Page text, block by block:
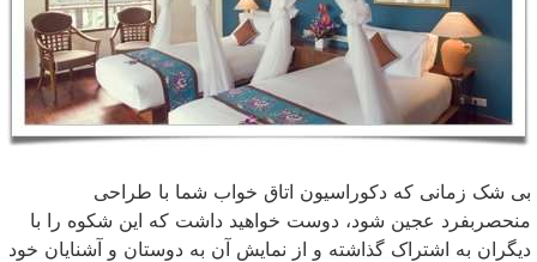
بی شک زمانی که دکوراسیون اتاق خواب شما با طراحی
منحصربفرد عجین شود، دوست خواهید داشت که این شکوه را با
دیگران به اشتراک گذاشته و از نمایش آن به دوستان و آشنایان خود